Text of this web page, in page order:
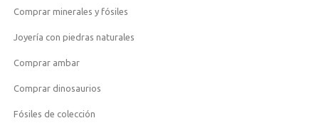
Comprar minerales y fósiles
Joyería con piedras naturales
Comprar ambar
Comprar dinosaurios
Fósiles de colección